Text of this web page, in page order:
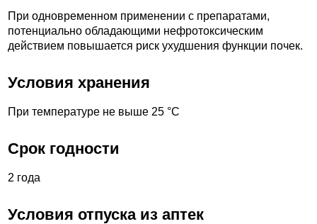
При одновременном применении с препаратами,
потенциально обладающими нефротоксическим
действием повышается риск ухудшения функции почек.
Условия хранения
При температуре не выше 25 °С
Срок годности
2 года
Условия отпуска из аптек